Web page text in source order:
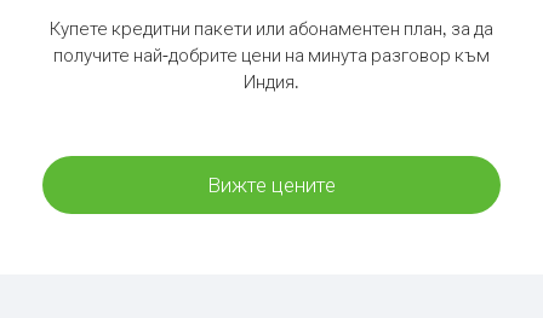
Купете кредитни пакети или абонаментен план, за да
получите най-добрите цени на минута разговор към
Индия.
Вижте цените